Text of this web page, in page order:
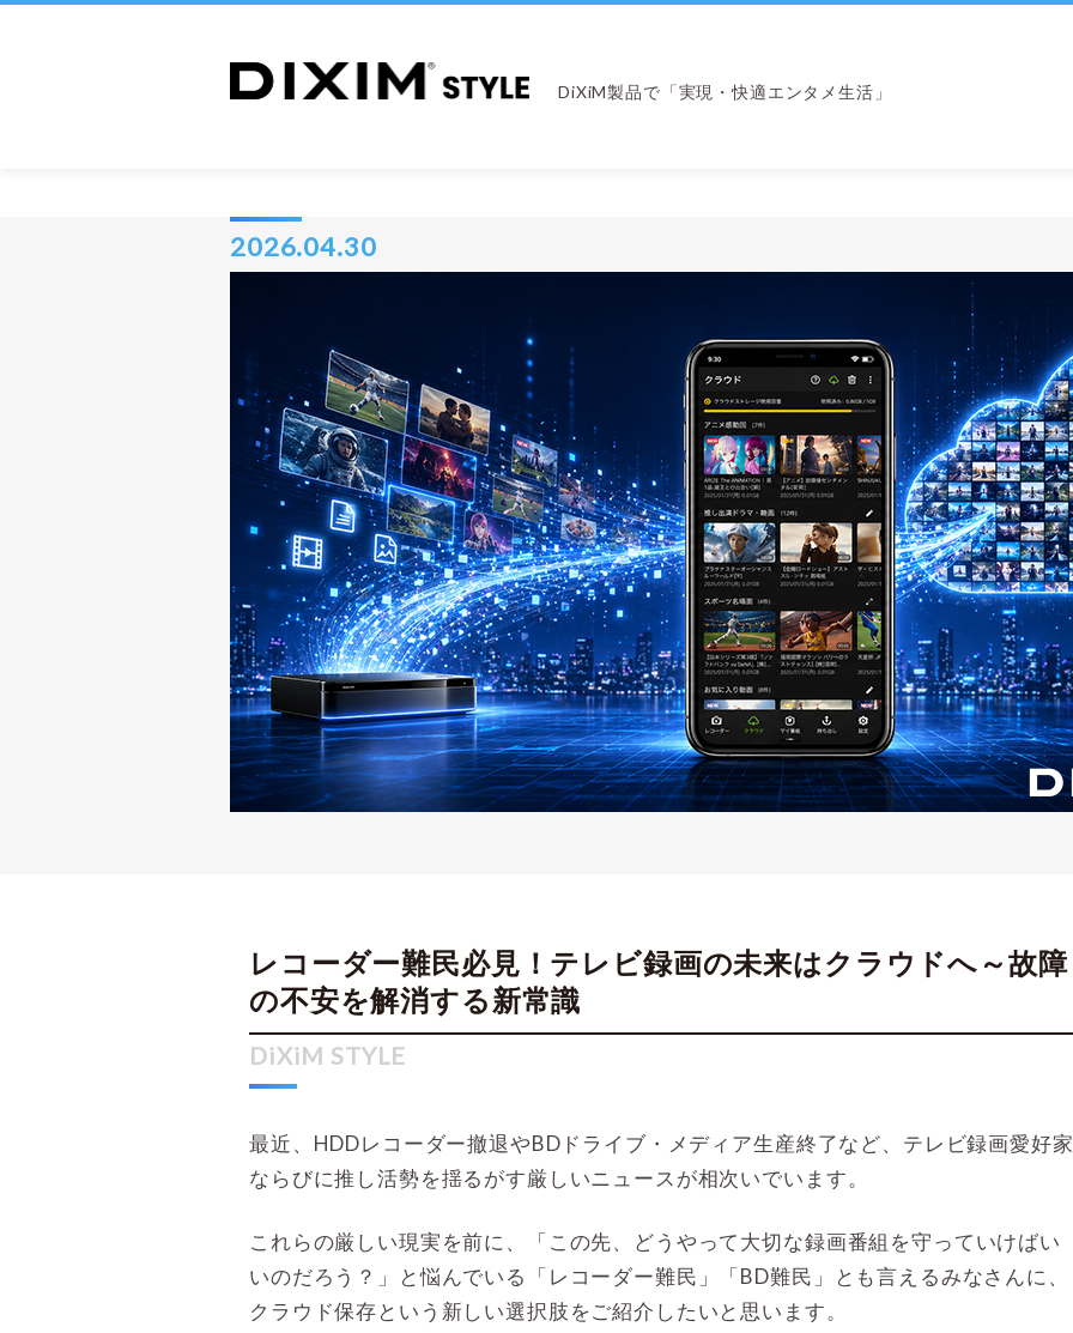
DiXiM製品で「実現・快適エンタメ生活」
2026.04.30
レコーダー難民必見！テレビ録画の未来はクラウドへ～故障
の不安を解消する新常識
最近、HDDレコーダー撤退やBDドライブ・メディア生産終了など、テレビ録画愛好家
ならびに推し活勢を揺るがす厳しいニュースが相次いでいます。
これらの厳しい現実を前に、「この先、どうやって大切な録画番組を守っていけばい
いのだろう？」と悩んでいる「レコーダー難民」「BD難民」とも言えるみなさんに、
クラウド保存という新しい選択肢をご紹介したいと思います。